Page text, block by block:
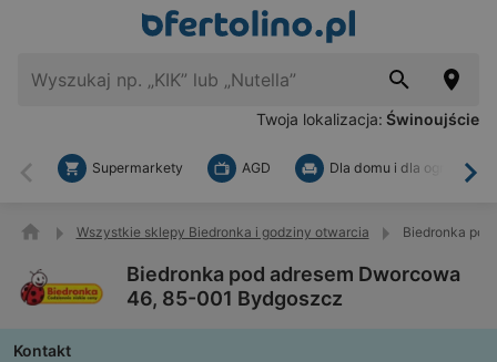
Twoja lokalizacja: Świnoujście
Wstecz
Supermarkety AGD Dla domu i dla ogrodu
Wszystkie sklepy Biedronka i godziny otwarcia Biedronka
Biedronka pod adresem Dworcowa
46, 85-001 Bydgoszcz
Kontakt